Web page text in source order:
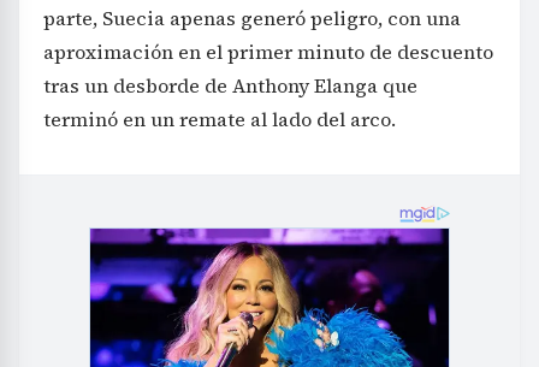
parte, Suecia apenas generó peligro, con una
aproximación en el primer minuto de descuento
tras un desborde de Anthony Elanga que
terminó en un remate al lado del arco.